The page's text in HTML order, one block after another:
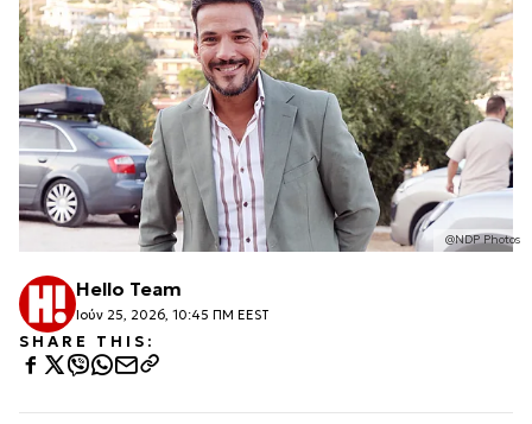
@NDP Photos
Hello Team
Ιούν 25, 2026, 10:45 ΠΜ EEST
SHARE THIS: